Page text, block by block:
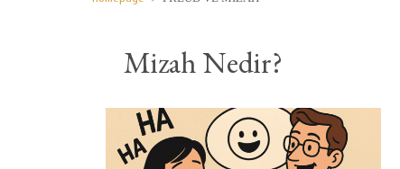
Mizah Nedir?